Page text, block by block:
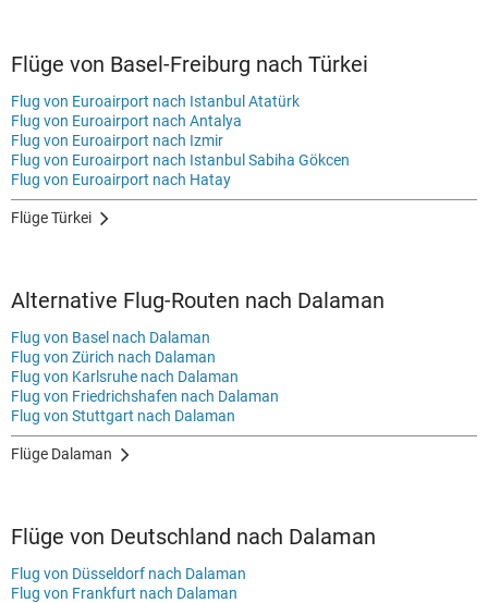
Flüge von Basel-Freiburg nach Türkei
Flug von Euroairport nach Istanbul Atatürk
Flug von Euroairport nach Antalya
Flug von Euroairport nach Izmir
Flug von Euroairport nach Istanbul Sabiha Gökcen
Flug von Euroairport nach Hatay
Flüge Türkei
Alternative Flug-Routen nach Dalaman
Flug von Basel nach Dalaman
Flug von Zürich nach Dalaman
Flug von Karlsruhe nach Dalaman
Flug von Friedrichshafen nach Dalaman
Flug von Stuttgart nach Dalaman
Flüge Dalaman
Flüge von Deutschland nach Dalaman
Flug von Düsseldorf nach Dalaman
Flug von Frankfurt nach Dalaman